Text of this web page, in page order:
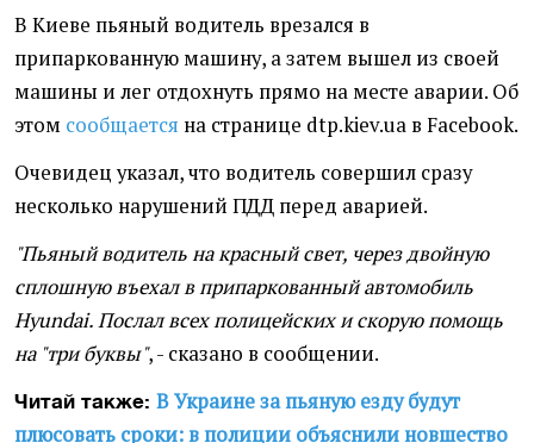
В Киеве пьяный водитель врезался в
припаркованную машину, а затем вышел из своей
машины и лег отдохнуть прямо на месте аварии. Об
этом сообщается на странице dtp.kiev.ua в Facebook.
Очевидец указал, что водитель совершил сразу
несколько нарушений ПДД перед аварией.
"Пьяный водитель на красный свет, через двойную
сплошную въехал в припаркованный автомобиль
Hyundai. Послал всех полицейских и скорую помощь
на "три буквы", - сказано в сообщении.
Читай также: В Украине за пьяную езду будут
плюсовать сроки: в полиции объяснили новшество